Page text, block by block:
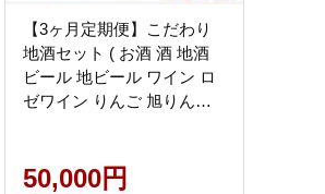
【3ヶ月定期便】こだわり
地酒セット ( お酒 酒 地酒
ビール 地ビール ワイン ロ
ゼワイン りんご 旭りんご
50,000円